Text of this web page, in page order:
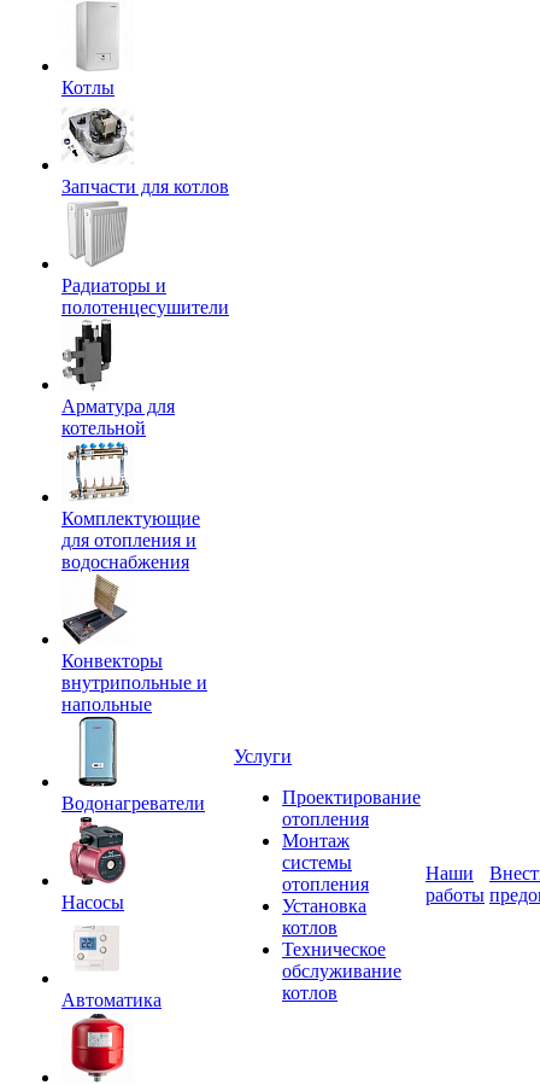
Котлы
Запчасти для котлов
Радиаторы и
полотенцесушители
Арматура для
котельной
Комплектующие
для отопления и
водоснабжения
Конвекторы
внутрипольные и
напольные
Водонагреватели
Насосы
Автоматика
Услуги
Проектирование
отопления
Монтаж
системы
отопления
Установка
котлов
Техническое
обслуживание
котлов
Наши
работы